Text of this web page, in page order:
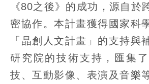
《80之後》的成功，源自於
密協作。本計畫獲得國家科
「晶創人文計畫」的支持與
研究院的技術支持，匯集
技、互動影像、表演及音樂